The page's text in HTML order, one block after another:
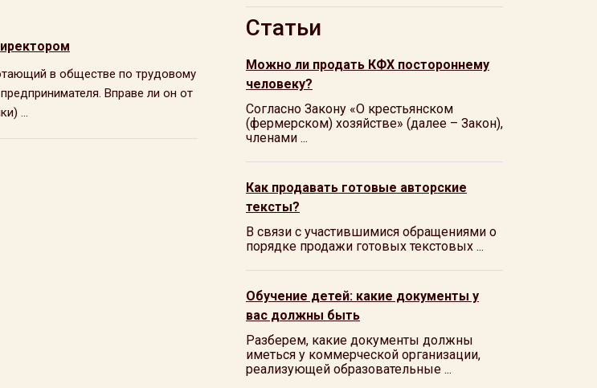
в обществе по трудовому
Вправе ли он от
...
Статьи
Можно ли продать КФХ постороннему
человеку?
Согласно Закону «О крестьянском
(фермерском) хозяйстве» (далее – Закон),
членами ...
Как продавать готовые авторские
тексты?
В связи с участившимися обращениями о
порядке продажи готовых текстовых ...
Обучение детей: какие документы у
вас должны быть
Разберем, какие документы должны
иметься у коммерческой организации,
реализующей образовательные ...